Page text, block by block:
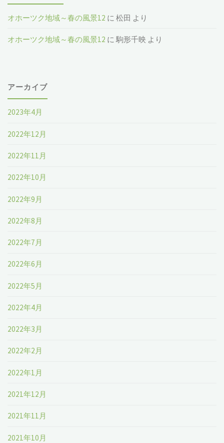
オホーツク地域～春の風景12 に松田 より
オホーツク地域～春の風景12 に駒形千映 より
アーカイブ
2023年4月
2022年12月
2022年11月
2022年10月
2022年9月
2022年8月
2022年7月
2022年6月
2022年5月
2022年4月
2022年3月
2022年2月
2022年1月
2021年12月
2021年11月
2021年10月